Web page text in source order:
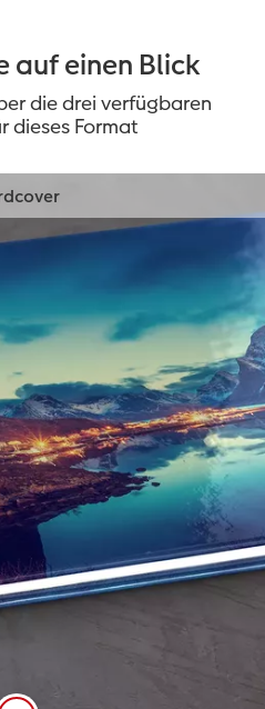
auf einen Blick
die drei verfügbaren
dieses Format
Einband, der
Buchrücken
Silber- oder erhabene
möglich
des Hardcovers